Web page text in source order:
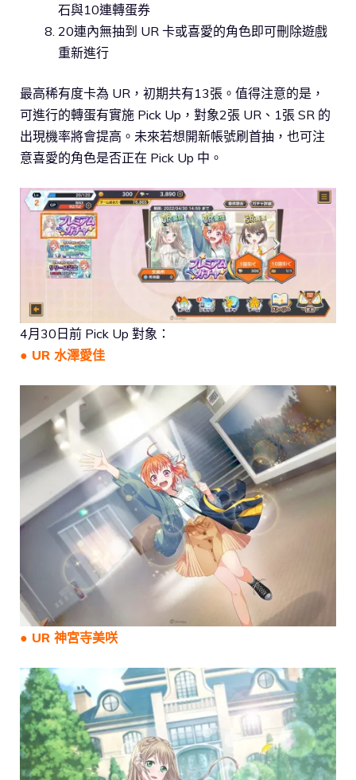
石與10連轉蛋券
20連內無抽到 UR 卡或喜愛的角色即可刪除遊戲
重新進行
最高稀有度卡為 UR，初期共有13張。值得注意的是，
可進行的轉蛋有實施 Pick Up，對象2張 UR、1張 SR 的
出現機率將會提高。未來若想開新帳號刷首抽，也可注
意喜愛的角色是否正在 Pick Up 中。
4月30日前 Pick Up 對象：
● UR 水澤愛佳
● UR 神宮寺美咲